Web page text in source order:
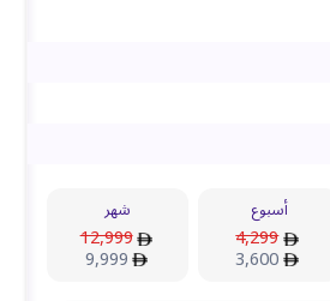
أسبوع
4,299
3,600
شهر
12,999
9,999